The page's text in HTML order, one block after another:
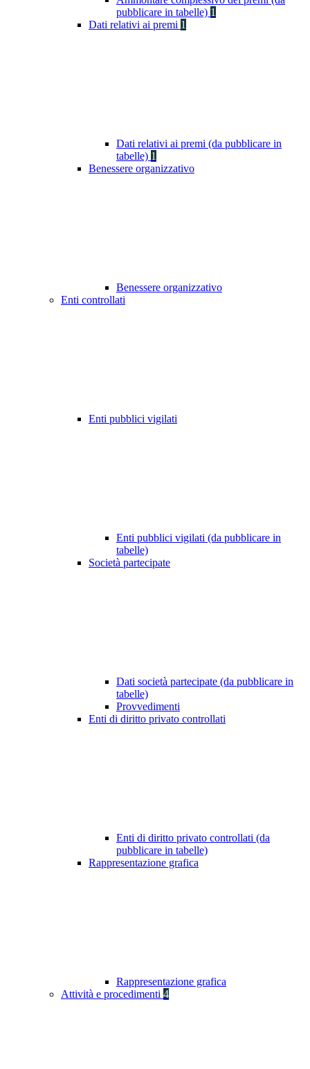
pubblicare in tabelle) 1
Dati relativi ai premi 1
Dati relativi ai premi (da pubblicare in
tabelle) 1
Benessere organizzativo
Benessere organizzativo
Enti controllati
Enti pubblici vigilati
Enti pubblici vigilati (da pubblicare in
tabelle)
Società partecipate
Dati società partecipate (da pubblicare in
tabelle)
Provvedimenti
Enti di diritto privato controllati
Enti di diritto privato controllati (da
pubblicare in tabelle)
Rappresentazione grafica
Rappresentazione grafica
Attività e procedimenti 4